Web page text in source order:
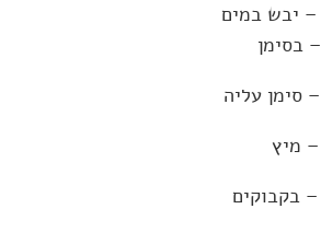
ניסוי מספר 81 – בסימן
ניסוי מספר 82 – סימן עליה
ניסוי מספר 83 – מיץ
ניסוי מספר 84 – בקבוקים